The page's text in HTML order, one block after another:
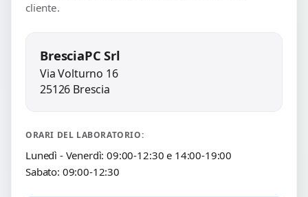
cliente.
BresciaPC Srl
Via Volturno 16
25126 Brescia
ORARI DEL LABORATORIO:
Lunedì - Venerdì: 09:00-12:30 e 14:00-19:00
Sabato: 09:00-12:30